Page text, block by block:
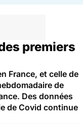
premiers
France, et celle de
de
Des données
de Covid continue